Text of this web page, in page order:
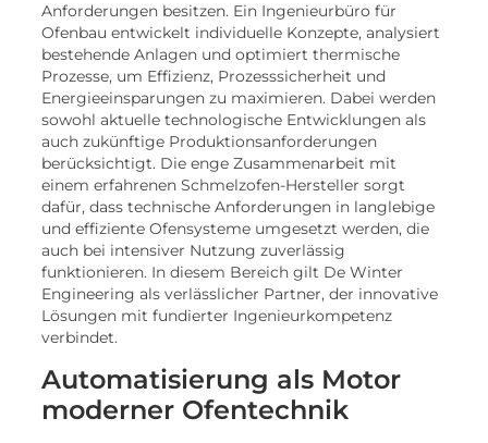
Anforderungen besitzen. Ein Ingenieurbüro für
Ofenbau entwickelt individuelle Konzepte, analysiert
bestehende Anlagen und optimiert thermische
Prozesse, um Effizienz, Prozesssicherheit und
Energieeinsparungen zu maximieren. Dabei werden
sowohl aktuelle technologische Entwicklungen als
auch zukünftige Produktionsanforderungen
berücksichtigt. Die enge Zusammenarbeit mit
einem erfahrenen Schmelzofen-Hersteller sorgt
dafür, dass technische Anforderungen in langlebige
und effiziente Ofensysteme umgesetzt werden, die
auch bei intensiver Nutzung zuverlässig
funktionieren. In diesem Bereich gilt De Winter
Engineering als verlässlicher Partner, der innovative
Lösungen mit fundierter Ingenieurkompetenz
verbindet.
Automatisierung als Motor
moderner Ofentechnik